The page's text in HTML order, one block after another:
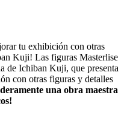
tu exhibición con otras
Kuji! Las figuras Masterlise
de Ichiban Kuji, que presenta
con otras figuras y detalles
una obra maestra